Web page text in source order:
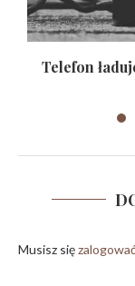
Telefon
Musisz sięzalogować